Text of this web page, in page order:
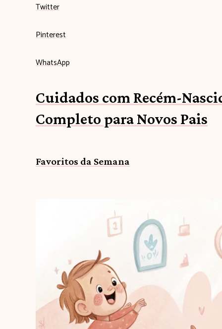
Twitter
Pinterest
WhatsApp
Cuidados com Recém-
Completo para Novos Pais
Favoritos da Semana